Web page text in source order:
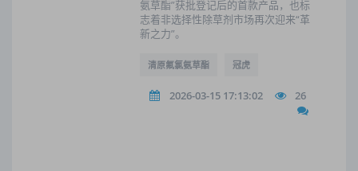
氨草酯”获批登记后的首款产品，也标
志着非选择性除草剂市场再次迎来“革
新之力”。
清原氟氯氨草酯 冠虎
2026-03-15 17:13:02 26